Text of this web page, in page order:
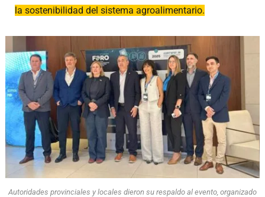
la sostenibilidad del sistema agroalimentario.
Autoridades provinciales y locales dieron su respaldo al evento, organizado